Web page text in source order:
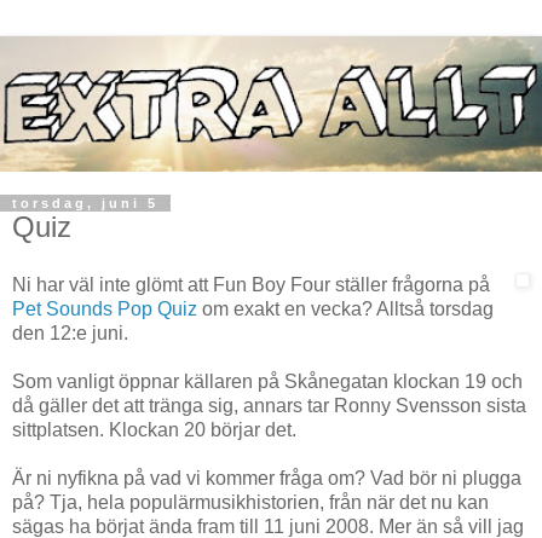
torsdag, juni 5
Quiz
Ni har väl inte glömt att Fun Boy Four ställer frågorna på
Pet Sounds Pop Quiz om exakt en vecka? Alltså torsdag
den 12:e juni.
Som vanligt öppnar källaren på Skånegatan klockan 19 och
då gäller det att tränga sig, annars tar Ronny Svensson sista
sittplatsen. Klockan 20 börjar det.
Är ni nyfikna på vad vi kommer fråga om? Vad bör ni plugga
på? Tja, hela populärmusikhistorien, från när det nu kan
sägas ha börjat ända fram till 11 juni 2008. Mer än så vill jag